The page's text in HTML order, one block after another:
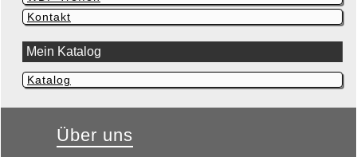
Kontakt
Mein Katalog
Navigation
Katalog
Über uns